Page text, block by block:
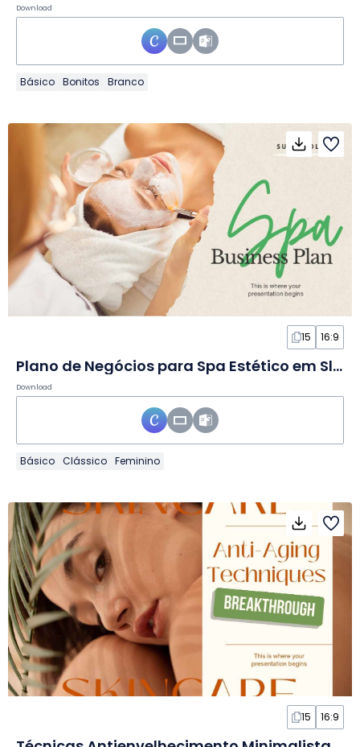
Download
Básico Bonitos Branco
15 16:9
Plano de Negócios para Spa Estético em Slides
Download
Básico Clássico Feminino
15 16:9